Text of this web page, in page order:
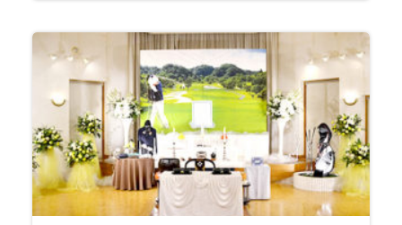
想い入れが深かったという故人様へ、お式では
故郷の趣きをお届けしたいと考えました。
どのようにお見送りするかご兄弟で話し合われまし
た。
面倒見の良さは変わることなく、故人様のまわりは
いつも笑顔と笑い声に満ちていたそうです。
様とお孫様たちご家族が想いを一つにして、お父様
と別杯を酌み交わします。
です。
ったいうことです。 3人のお子様たちが小さかった
頃、故人様とキャッチボールした思い出をお話くだ
さいました。
てご鑑賞されていました。
で、母はいくつになっても父のことを“ちゃん付け”で
呼んでいました」と教えて下さいました。
れていたそうです。
を伺いました。
ことのできる、ゆっくりとしたお別れの時間をご希
望になりました。
道とつくものを鍛錬してきた努力家でした」とお話
くださいました。
調を深慮して、ご主人様がお亡くなりになったこと
を最期までお伝えしなかったそうです。 ご長男様
は、「天国で父と再会したら、きっと母は驚くでし
ょうね」と仰いました。
た母をしっかり送ってあげたい」とご長女様はおっ
しゃいました。
トには、ご家族も知らなかった故人様の想いやこだ
わりが記載されていました。
育てるが難しい植物であっても、丹精込めて世話す
ることで美しい花を咲かせました。
たそうです。
るい世界に父は往くのだと思いました」とおっしゃ
いました。
ックに家族の時間を過ごしていただくご葬儀を提案
させていただきました。
を乗り継いでこられたカーマニアでした。
ク・サウンドでした。
ご姉弟様はそう望まれました。
っしゃいました。
たって交流し、楽しく充実した日々を過ごされまし
た。
お写真を中心に、お人柄の偲ばれるスナップを散り
ばめました。
ーをして下さいました。
ご家族が一番の宝物でした。
した。